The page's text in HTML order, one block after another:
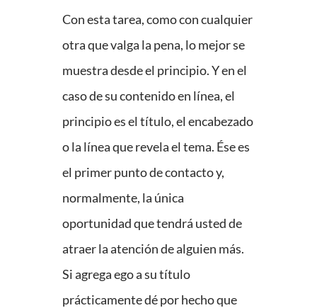
Con esta tarea, como con cualquier
otra que valga la pena, lo mejor se
muestra desde el principio. Y en el
caso de su contenido en línea, el
principio es el título, el encabezado
o la línea que revela el tema. Ése es
el primer punto de contacto y,
normalmente, la única
oportunidad que tendrá usted de
atraer la atención de alguien más.
Si agrega ego a su título
prácticamente dé por hecho que